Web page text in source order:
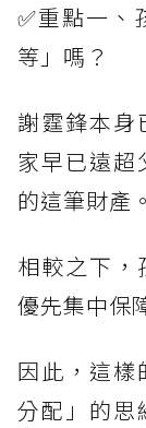
✅重點一、
等」嗎？
謝霆鋒本身
家早已遠超
的這筆財產。
相較之下，
優先集中保
因此，這樣
分配」的思